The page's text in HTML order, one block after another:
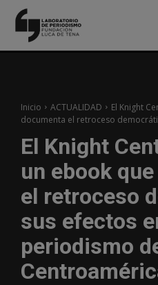
Inicio ACTUALIDAD
El Knight
documenta el retroceso
El Knight
un ebook
el retroceso
sus efectos
periodismo